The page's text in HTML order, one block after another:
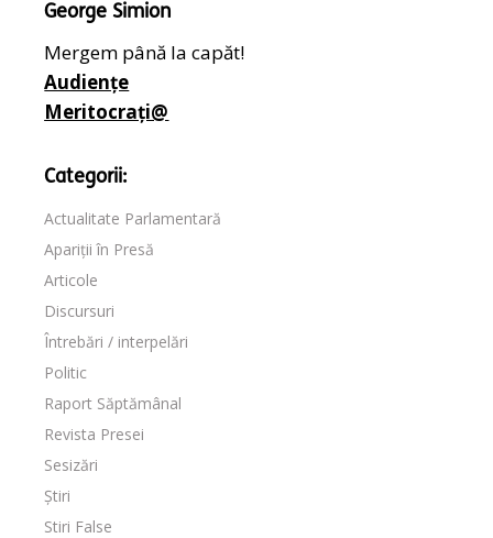
George Simion
Mergem până la capăt!
Audiențe
Meritocrați@
Categorii:
Actualitate Parlamentară
Apariții în Presă
Articole
Discursuri
Întrebări / interpelări
Politic
Raport Săptămânal
Revista Presei
Sesizări
Știri
Stiri False